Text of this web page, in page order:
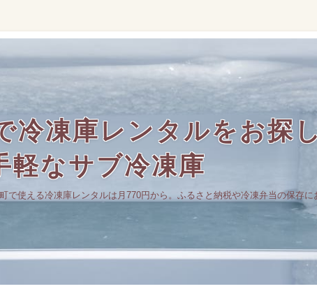
冷凍庫レンタルをお探
軽なサブ冷凍庫
で使える冷凍庫レンタルは月770円から。ふるさと納税や冷凍弁当の保存に